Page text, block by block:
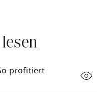
profitiert